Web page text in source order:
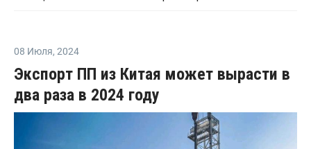
08 Июля, 2024
Экспорт ПП из Китая может вырасти в
два раза в 2024 году